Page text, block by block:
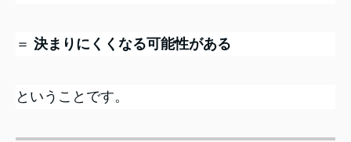
＝ 決まりにくくなる可能性がある
ということです。